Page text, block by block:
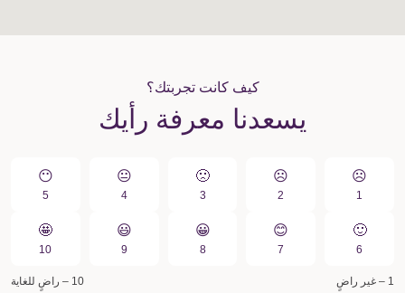
كيف كانت تجربتك؟
يسعدنا معرفة رأيك
☹️
1
☹️
2
🙁️
3
😐
4
😶
5
🙂
6
😊
7
😀️
8
😃
9
🤩
10
1 – غير راضٍ 10 – راضٍ للغاية